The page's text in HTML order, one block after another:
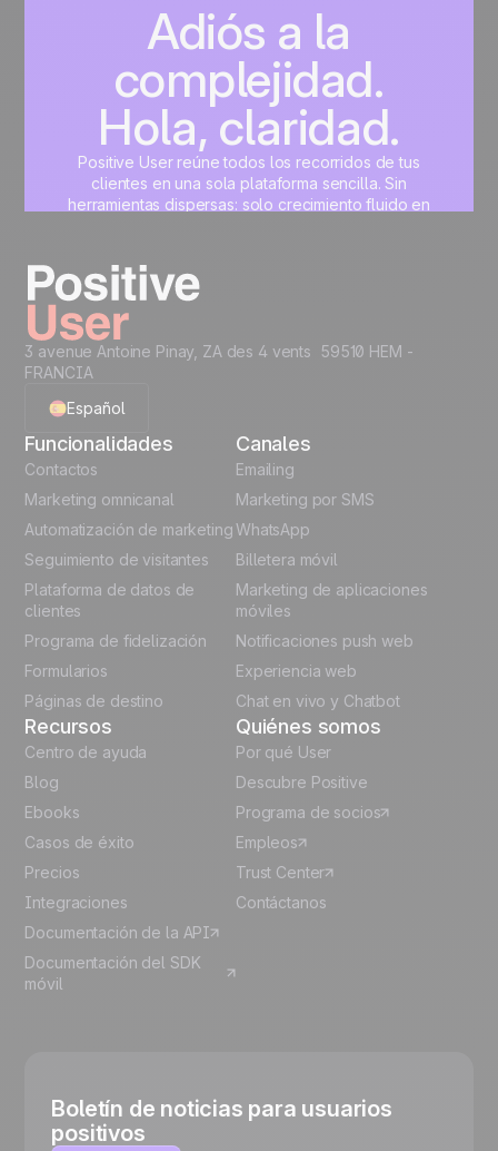
Adiós a la
complejidad.
Hola, claridad.
Positive User reúne todos los recorridos de tus
clientes en una sola plataforma sencilla. Sin
herramientas dispersas: solo crecimiento fluido en
3 avenue Antoine Pinay, ZA des 4 vents 59510 HEM -
FRANCIA
Español
English
French
Polish
German
Funcionalidades
Contactos
Marketing omnicanal
Automatización de marketing
Seguimiento de visitantes
Plataforma de datos de
clientes
Programa de fidelización
Formularios
Páginas de destino
Canales
Emailing
Marketing por SMS
WhatsApp
Billetera móvil
Marketing de aplicaciones
móviles
Notificaciones push web
Experiencia web
Chat en vivo y Chatbot
Recursos
Centro de ayuda
Blog
Ebooks
Casos de éxito
Precios
Integraciones
Documentación de la API
Documentación del SDK
móvil
Quiénes somos
Por qué User
Descubre Positive
Programa de socios
Empleos
Trust Center
Contáctanos
Boletín de noticias para usuarios
positivos